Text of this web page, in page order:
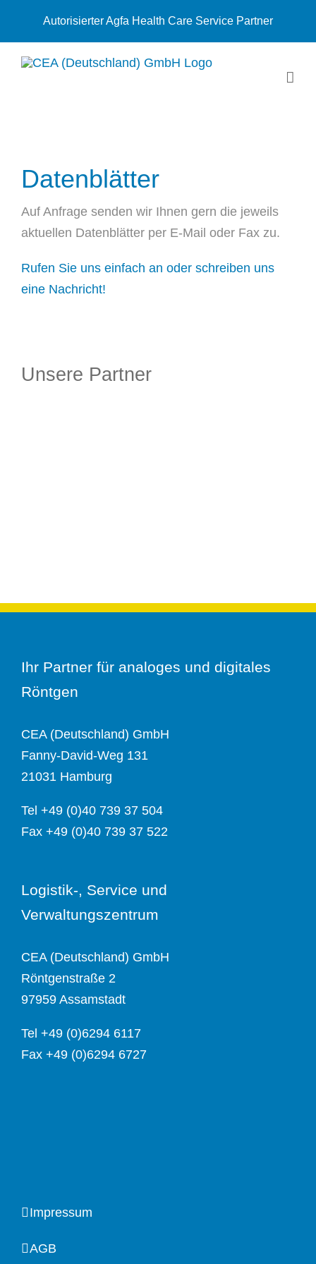
Autorisierter Agfa Health Care Service Partner
Datenblätter
Auf Anfrage senden wir Ihnen gern die jeweils
aktuellen Datenblätter per E-Mail oder Faxzu.
Rufen Sie uns einfach an oder schreiben uns
eine Nachricht!
Unsere Partner
Ihr Partner für analoges und digitales
Röntgen
CEA (Deutschland) GmbH
Fanny-David-Weg 131
21031 Hamburg
Tel +49 (0)40 739 37 504
Fax +49 (0)40 739 37 522
Logistik-, Service und
Verwaltungszentrum
CEA (Deutschland) GmbH
Röntgenstraße 2
97959 Assamstadt
Tel +49 (0)6294 6117
Fax +49 (0)6294 6727
Impressum
AGB